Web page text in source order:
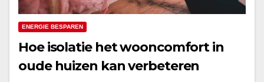
ENERGIE BESPAREN
Hoe isolatie het wooncomfort in
oude huizen kan verbeteren